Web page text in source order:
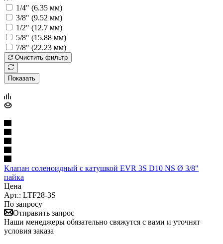
1/4" (6.35 мм)
3/8" (9.52 мм)
1/2" (12.7 мм)
5/8" (15.88 мм)
7/8" (22.23 мм)
Очистить фильтр
Показать
Клапан соленоидный с катушкой EVR 3S D10 NS Ø 3/8"
пайка
Цена
Арт.: LTF28-3S
По запросу
Отправить запрос
Наши менеджеры обязательно свяжутся с вами и уточнят
условия заказа